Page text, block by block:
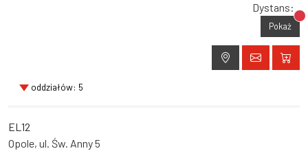
Dystans:
Pokaż
oddziałów: 5
EL12
Opole, ul. Św. Anny 5